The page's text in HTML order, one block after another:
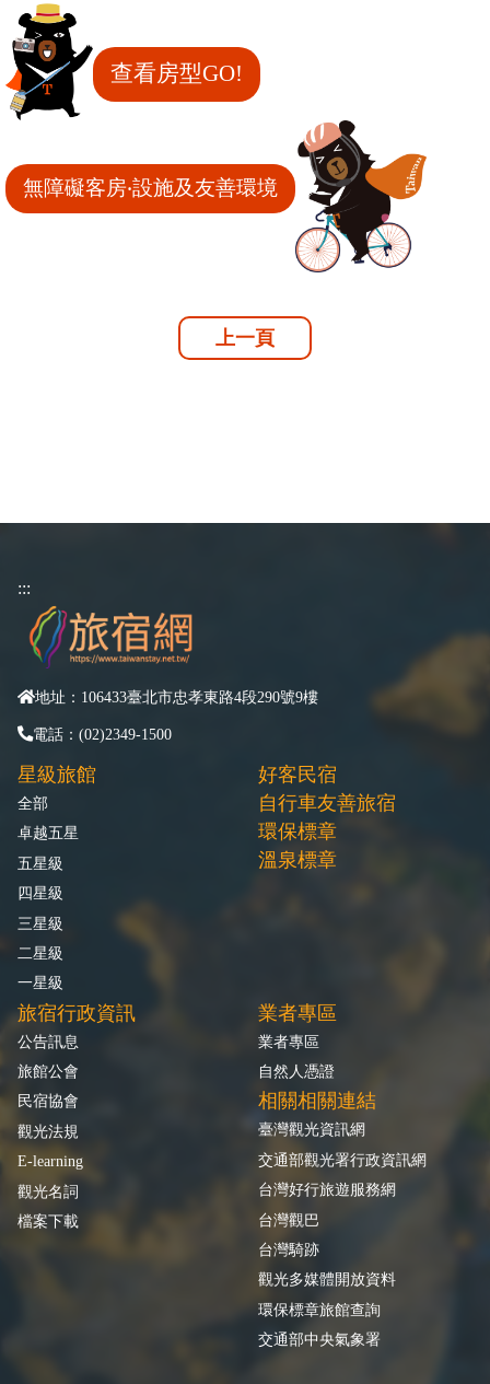
查看房型GO!
無障礙客房‧設施及友善環境
上一頁
:::
地址：106433臺北市忠孝東路4段290號9樓
電話：(02)2349-1500
星級旅館
全部
卓越五星
五星級
四星級
三星級
二星級
一星級
好客民宿
自行車友善旅宿
環保標章
溫泉標章
旅宿行政資訊
公告訊息
旅館公會
民宿協會
觀光法規
E-learning
觀光名詞
檔案下載
業者專區
業者專區
自然人憑證
相關相關連結
臺灣觀光資訊網
交通部觀光署行政資訊網
台灣好行旅遊服務網
台灣觀巴
台灣騎跡
觀光多媒體開放資料
環保標章旅館查詢
交通部中央氣象署